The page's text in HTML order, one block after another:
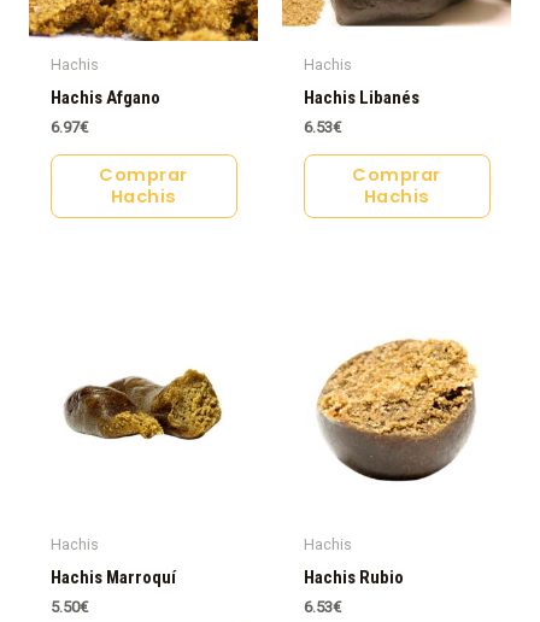
Hachis
Hachis Afgano
6.97€
Comprar
Hachis
Hachis
Hachis Libanés
6.53€
Comprar
Hachis
Hachis
Hachis Marroquí
5.50€
Hachis
Hachis Rubio
6.53€